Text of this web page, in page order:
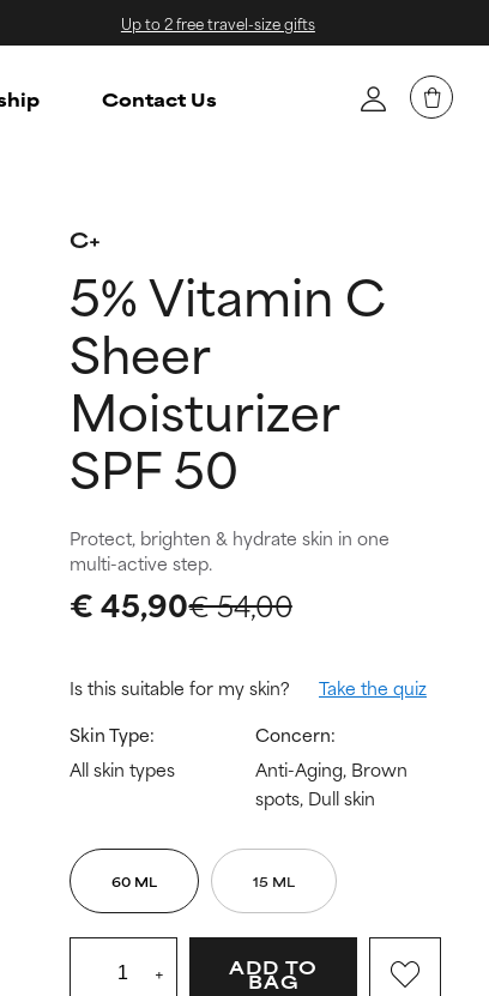
Up to 2 free travel-size gifts
Contact Us
C+
5% Vitamin C
Sheer
Moisturizer
SPF 50
Protect, brighten & hydrate skin in one
multi-active step.
€ 54,00
€ 45,90
Is this suitable for my skin?
Take the quiz
Skin Type:
All skin types
Concern:
Anti-Aging, Brown
spots, Dull skin
60 ML 15 ML
+ ADD TO
BAG